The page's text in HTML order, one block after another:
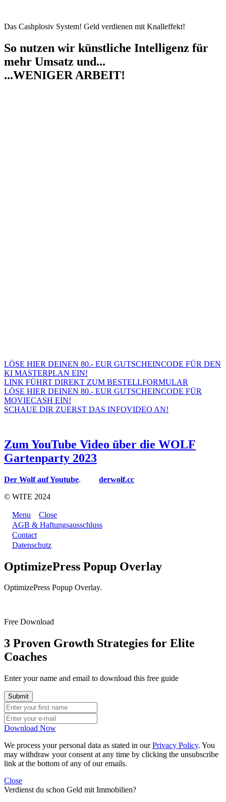
Das Cashplosiv System! Geld verdienen mit Knalleffekt!
So nutzen wir künstliche Intelligenz für
mehr Umsatz und...
...WENIGER ARBEIT!
LÖSE HIER DEINEN 80.- EUR GUTSCHEINCODE FÜR DEN
KI MASTERPLAN EIN!
LINK FÜHRT DIREKT ZUM BESTELLFORMULAR
LÖSE HIER DEINEN 80.- EUR GUTSCHEINCODE FÜR
MOVIECASH EIN!
SCHAUE DIR ZUERST DAS INFOVIDEO AN!
Zum YouTube Video über die WOLF
Gartenparty 2023
Der Wolf auf Youtube. derwolf.cc
© WITE 2024
Menu
Close
AGB & Haftungsausschluss
Contact
Datenschutz
OptimizePress Popup Overlay
OptimizePress Popup Overlay.
Free Download
3 Proven Growth Strategies for Elite
Coaches
Enter your name and email to download this free guide
Download Now
We process your personal data as stated in ourPrivacy Policy. You
may withdraw your consent at any time by clicking the unsubscribe
link at the bottom of any of our emails.
Close
Verdienst du schon Geld mit Immobilien?